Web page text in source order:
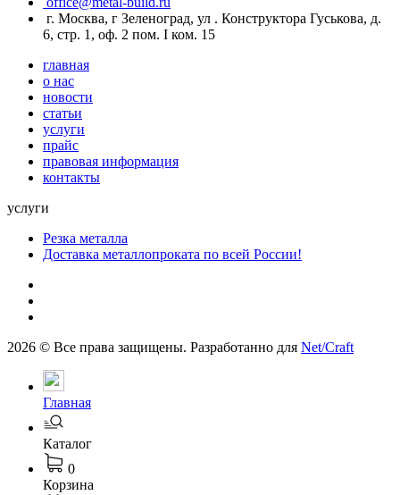
г. Москва, г Зеленоград, ул . Конструктора Гуськова, д.
6, стр. 1, оф. 2 пом. I ком. 15
главная
о нас
новости
статьи
услуги
прайс
правовая информация
контакты
услуги
Резка металла
Доставка металлопроката по всей России!
2026 © Все права защищены. Разработанно для Net/Craft
Главная
Каталог
0
Корзина